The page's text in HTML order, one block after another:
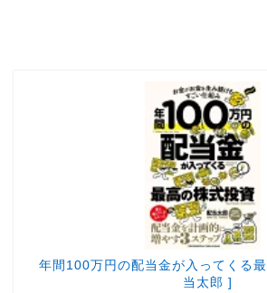
年間100万円の配当金が入ってくる
当太郎 ]